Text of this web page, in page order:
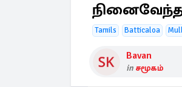
Tamils Batticaloa
Bavan
in சமூகம்